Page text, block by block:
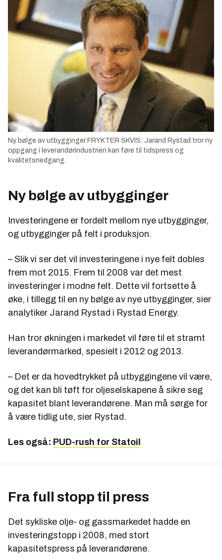
havbunns gasskompresjon og Troll kompresjon.
Mulig PUD for Marathon Petroleums Marihøne.
Ny bølge av utbygginger FRYKTER SKVIS: Jarand Rystad tror ny
oppgang i leverandørindustrien kan føre til tidspress og
kvalitetsnedgang.
Ny bølge av utbygginger
Investeringene er fordelt mellom nye utbygginger,
og utbygginger på felt i produksjon.
– Slik vi ser det vil investeringene i nye felt dobles
frem mot 2015. Frem til 2008 var det mest
investeringer i modne felt. Dette vil fortsette å
øke, i tillegg til en ny bølge av nye utbygginger, sier
analytiker Jarand Rystad i Rystad Energy.
Han tror økningen i markedet vil føre til et stramt
leverandørmarked, spesielt i 2012 og 2013.
– Det er da hovedtrykket på utbyggingene vil være,
og det kan bli tøft for oljeselskapene å sikre seg
kapasitet blant leverandørene. Man må sørge for
å være tidlig ute, sier Rystad.
Les også: PUD-rush for Statoil
Fra full stopp til press
Det sykliske olje- og gassmarkedet hadde en
investeringstopp i 2008, med stort
kapasitetspress på leverandørene.